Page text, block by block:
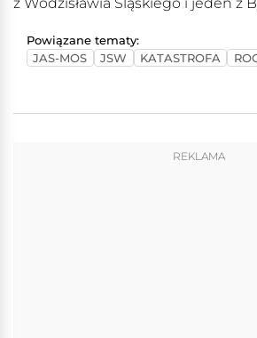
Powiązane tematy:
JAS-MOS
JSW KATASTROFA
REKLAMA